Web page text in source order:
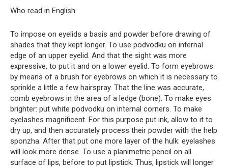
Who read in English
To impose on eyelids a basis and powder before drawing of
shades that they kept longer. To use podvodku on internal
edge of an upper eyelid. And that the sight was more
expressive, to put it and on a lower eyelid. To form eyebrows
by means of a brush for eyebrows on which it is necessary to
sprinkle a little a few hairspray. That the line was accurate,
comb eyebrows in the area of a ledge (bone). To make eyes
brighter: put white podvodku on internal corners. To make
eyelashes magnificent. For this purpose put ink, allow to it to
dry up, and then accurately process their powder with the help
sponzha. After that put one more layer of the hulk: eyelashes
will look more dense. To use a planimetric pencil on all
surface of lips, before to put lipstick. Thus, lipstick will longer